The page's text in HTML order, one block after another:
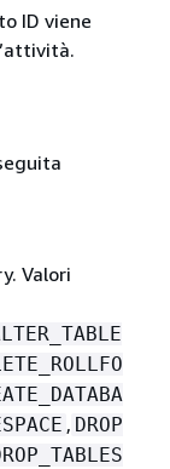
ID viene
Valori
, DROP